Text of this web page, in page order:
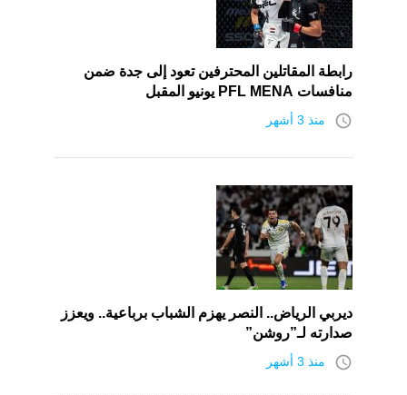
رابطة المقاتلين المحترفين تعود إلى جدة ضمن
منافسات PFL MENA يونيو المقبل
access_time منذ 3 أشهر
ديربي الرياض.. النصر يهزم الشباب برباعية.. ويعزز
صدارته لـ”روشن”
access_time منذ 3 أشهر